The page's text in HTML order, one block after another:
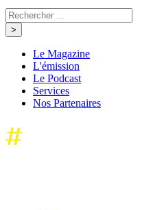
Le Magazine
L'émission
Le Podcast
Services
Nos Partenaires